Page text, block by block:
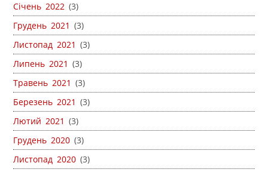
Січень 2022 (3)
Грудень 2021 (3)
Листопад 2021 (3)
Липень 2021 (3)
Травень 2021 (3)
Березень 2021 (3)
Лютий 2021 (3)
Грудень 2020 (3)
Листопад 2020 (3)